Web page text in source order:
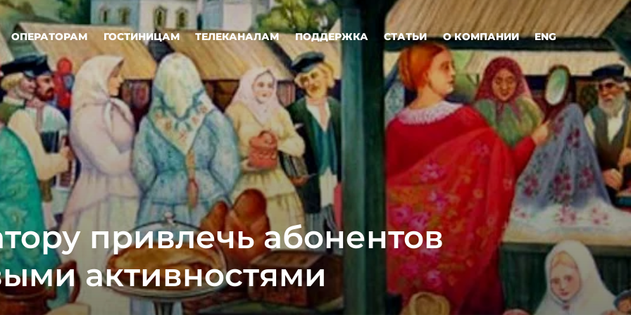
ОПЕРАТОРАМ ГОСТИНИЦАМ ТЕЛЕКАНАЛАМ ПОДДЕРЖКА СТАТЬИ О КОМПАНИИ ENG
привлечь абонентов
активностями